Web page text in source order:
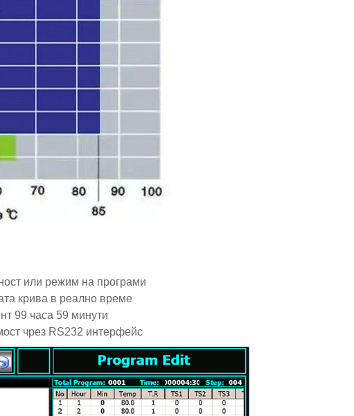
или режим на програми
крива в реално време
99 часа 59 минути
чрез RS232 интерфейс